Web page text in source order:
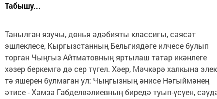
Табышу...
Танылган язучы, дөнья әдәбияты классигы, сәясәт
эшлеклесе, Кыргызстанның Бельгиядәге илчесе булып
торган Чыңгыз Айтматовның яртылаш татар икәнлеге
хәзер беркемгә дә сер түгел. Хәер, Мәчкәрә халкына элек
тә яшерен булмаган ул: Чыңгызның әнисе Нәгыймәнең
әтисе - Хәмзә Габделвәлиевның биредә туып-үсүен,